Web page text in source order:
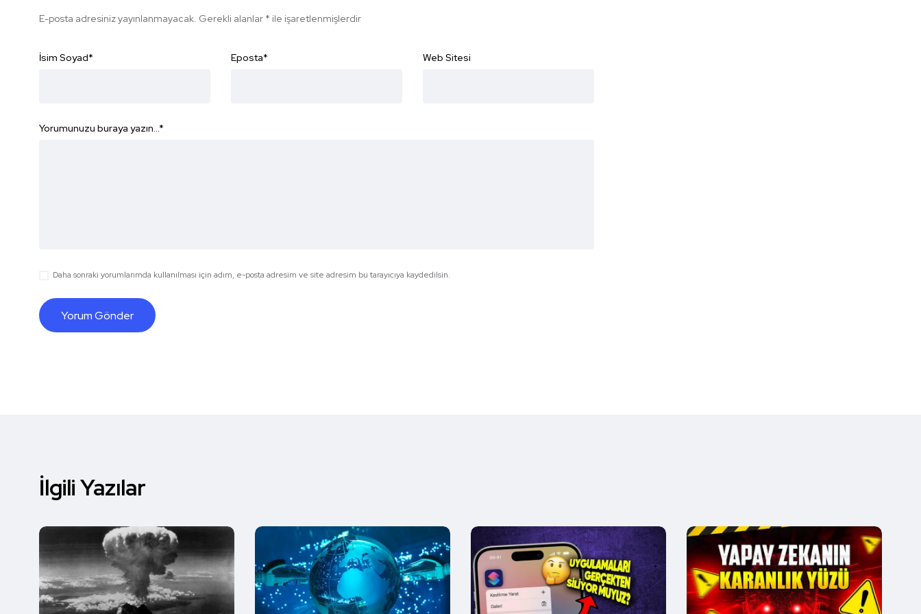
E-posta adresiniz yayınlanmayacak. Gerekli alanlar * ile işaretlenmişlerdir
İsim Soyad* Eposta* Web Sitesi
Yorumunuzu buraya yazın...*
Daha sonraki yorumlarımda kullanılması için adım, e-posta adresim ve site adresim bu tarayıcıya kaydedilsin.
İlgili Yazılar